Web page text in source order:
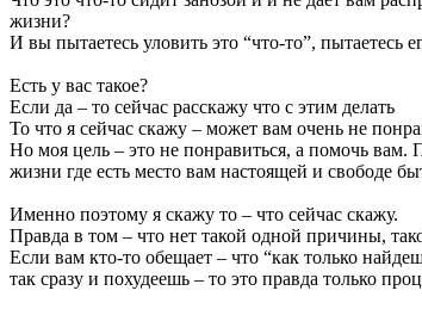
жизни?
И вы пытаетесь уловить это “что-то”, пытаетесь
Есть у вас такое?
Если да – то сейчас расскажу что с этим делать
То что я сейчас скажу – может вам очень не
Но моя цель – это не понравиться, а помочь
жизни где есть место вам настоящей и свободе
Именно поэтому я скажу то – что сейчас скажу.
Правда в том – что нет такой одной причины,
Если вам кто-то обещает – что “как только
так сразу и похудеешь – то это правда только